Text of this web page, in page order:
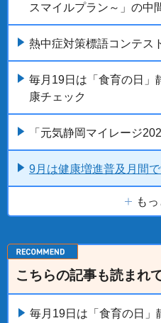
スマイルプラン～」の中
熱中症対策標語コンテス
毎月19日は「食育の日」
康チェック
「元気静岡マイレージ
9月は健康増進普及月間で
も
こちらの記事も読まれ
毎月19日は「食育の日」